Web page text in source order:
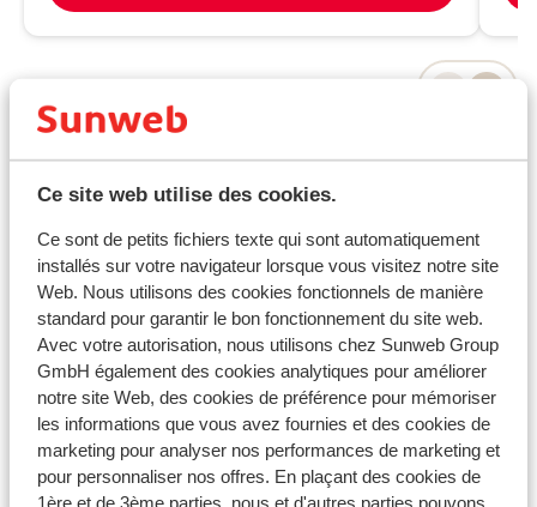
Ce site web utilise des cookies.
Ce sont de petits fichiers texte qui sont automatiquement
installés sur votre navigateur lorsque vous visitez notre site
Web. Nous utilisons des cookies fonctionnels de manière
standard pour garantir le bon fonctionnement du site web.
Avec votre autorisation, nous utilisons chez Sunweb Group
GmbH également des cookies analytiques pour améliorer
notre site Web, des cookies de préférence pour mémoriser
les informations que vous avez fournies et des cookies de
marketing pour analyser nos performances de marketing et
pour personnaliser nos offres. En plaçant des cookies de
Informations pratiques
* ATTENTION ! NFORMATION IMPORTANTE *
Tous les voyageurs doivent remplir le formulaire «
Passenger Locator Form » (un formulaire par famille),
minimum 24 heures avant leur arrivée en Grèce. Vous
trouverez ce formulaireici.
Capitale :
La capitale est Athènes.
Il y a une heure de plus qu'en France.